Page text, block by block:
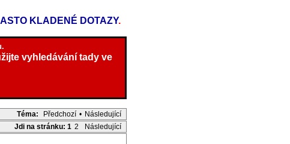
KLADENÉ DOTAZY.
vyhledávání tady ve
Téma:
Předchozí • Následující
Jdi na stránku: 1 2 Následující